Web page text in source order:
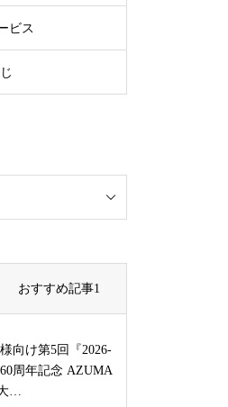
ビス
おすすめ記事1
向け第5回『2026-
周年記念 AZUMA
…